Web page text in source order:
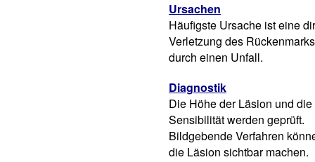
Ursachen
Häufigste Ursache ist eine
Verletzung des Rückenmarks
durch einen Unfall.
Diagnostik
Die Höhe der Läsion und die
Sensibilität werden geprüft.
Bildgebende Verfahren
die Läsion sichtbar machen.